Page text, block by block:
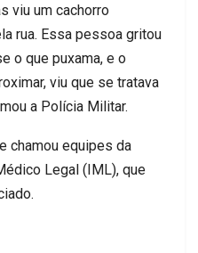
viu um cachorro
rua. Essa pessoa gritou
o que puxama, e o
viu que se tratava
a Polícia Militar.
chamou equipes da
Legal (IML), que